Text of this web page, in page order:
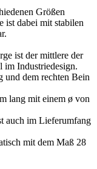
Größen
dabei mit stabilen
ist der mittlere der
im Industriedesign.
dem rechten Bein
lang mit einem ø von
auch im Lieferumfang
mit dem Maß 28